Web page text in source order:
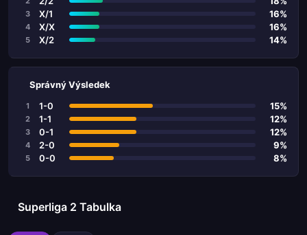
3 X/1 16%
4 X/X 16%
5 X/2 14%
Správný Výsledek
1 1-0 15%
2 1-1 12%
3 0-1 12%
4 2-0 9%
5 0-0 8%
Superliga 2 Tabulka